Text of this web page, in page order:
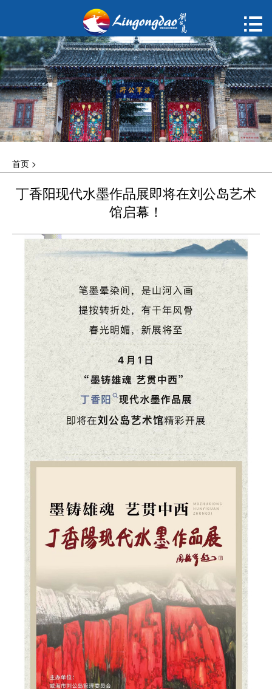
购票
概况
动态
指南
建议
한국어

首页 >
丁香阳现代水墨作品展即将在刘公岛艺术
馆启幕！